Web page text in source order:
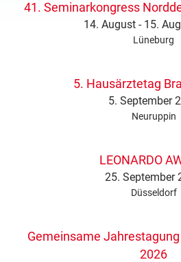
41. Seminarkongress
14. August - 15.
Lüneburg
5. Hausärztetag
5. September
Neuruppin
LEONARDO
25. September
Düsseldorf
Gemeinsame Jahrestagung
2026